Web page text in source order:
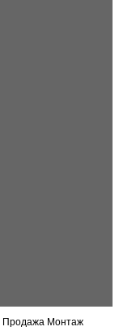
Продажа Монтаж